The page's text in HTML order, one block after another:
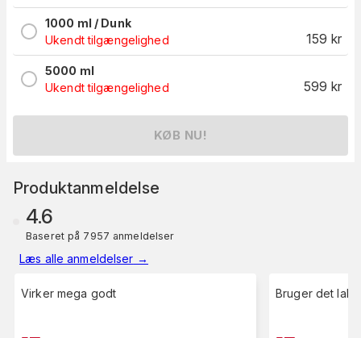
1000 ml / Dunk
Ukendt tilgængelighed
159 kr
5000 ml
Ukendt tilgængelighed
599 kr
KØB NU!
Produktanmeldelse
4.6
Baseret på 7957 anmeldelser
Læs alle anmeldelser →
Virker mega godt Bruger det